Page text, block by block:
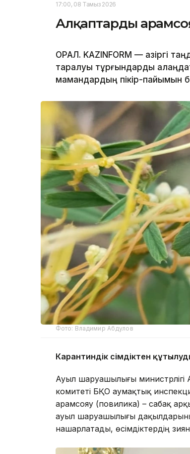
17:00, 08 Тамыз 2026
Алқаптарды
ОРАЛ. KAZINFORM — Қазіргі
таралуы тұрғындарды
мамандардың пікір-пайымын
Фото: Владимир Абдулов
Карантиндік өсімдіктен
Ауыл шаруашылығы министрлігі
комитеті БҚО аумақтық
арамсояу (повилика) – сабақ
ауыл шаруашылығы
нашарлатады, өсімдіктердің